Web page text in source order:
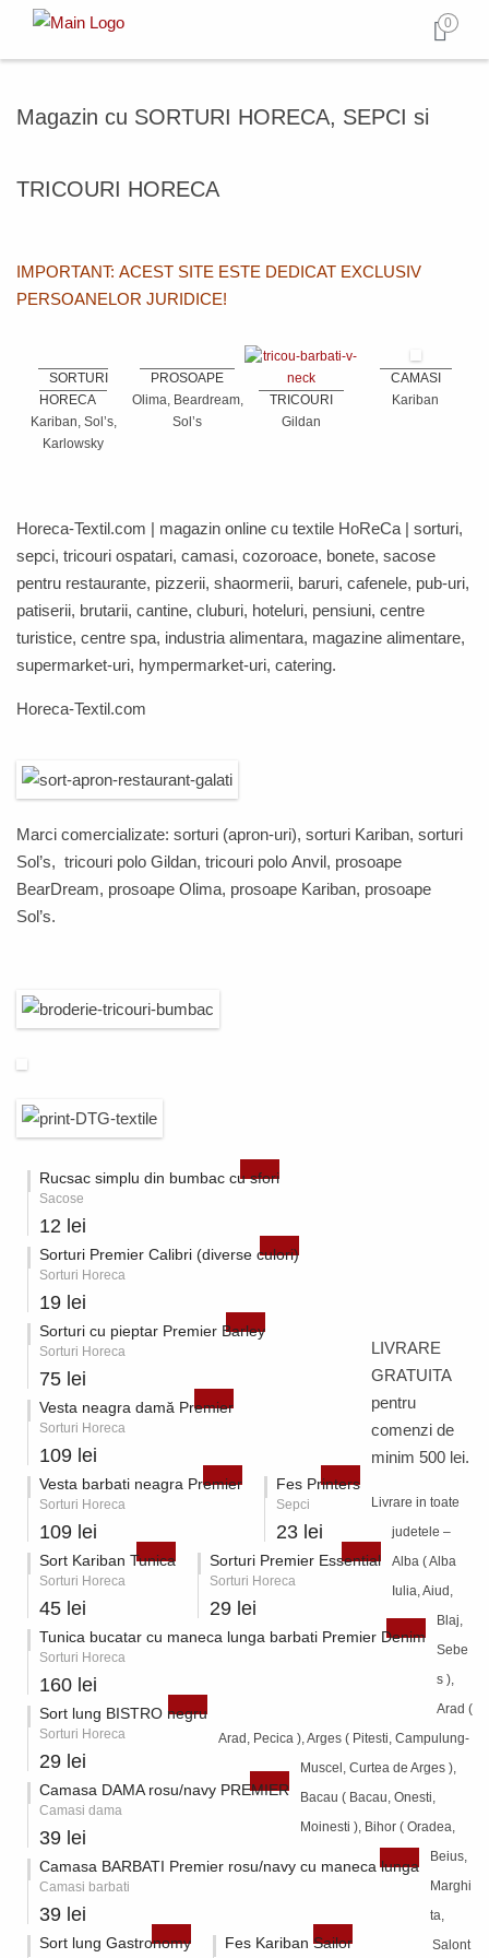
0
Magazin cu SORTURI HORECA, SEPCI si
TRICOURI HORECA
IMPORTANT: ACEST SITE ESTE DEDICAT EXCLUSIV
PERSOANELOR JURIDICE!
SORTURI
HORECA
Kariban, Sol’s,
Karlowsky
PROSOAPE
Olima, Beardream,
Sol’s
TRICOURI
Gildan
CAMASI
Kariban
Horeca-Textil.com | magazin online cu textile HoReCa | sorturi,
sepci, tricouri ospatari, camasi, cozoroace, bonete, sacose
pentru restaurante, pizzerii, shaormerii, baruri, cafenele, pub-uri,
patiserii, brutarii, cantine, cluburi, hoteluri, pensiuni, centre
turistice, centre spa, industria alimentara, magazine alimentare,
supermarket-uri, hympermarket-uri, catering.
Horeca-Textil.com
Marci comercializate: sorturi (apron-uri), sorturi Kariban, sorturi
Sol’s, tricouri polo Gildan, tricouri polo Anvil, prosoape
BearDream, prosoape Olima, prosoape Kariban, prosoape
Sol’s.
Rucsac simplu din bumbac cu sfori
Sacose
12 lei
Sorturi Premier Calibri (diverse culori)
Sorturi Horeca
19 lei
Sorturi cu pieptar Premier Barley
Sorturi Horeca
75 lei
Vesta neagra damă Premier
Sorturi Horeca
109 lei
Vesta barbati neagra Premier
Sorturi Horeca
109 lei
Fes Printers
Sepci
23 lei
Sort Kariban Tunica
Sorturi Horeca
45 lei
Sorturi Premier Essential
Sorturi Horeca
29 lei
Tunica bucatar cu maneca lunga barbati Premier Denim
Sorturi Horeca
160 lei
Sort lung BISTRO negru
Sorturi Horeca
29 lei
Camasa DAMA rosu/navy PREMIER
Camasi dama
39 lei
Camasa BARBATI Premier rosu/navy cu maneca lunga
Camasi barbati
39 lei
Sort lung Gastronomy Fes Kariban Sailor
LIVRARE
GRATUITA
pentru
comenzi de
minim 500 lei.
Livrare in toate
judetele –
Alba ( Alba
Iulia, Aiud,
Blaj,
Sebe
s ),
Arad (
Arad, Pecica ), Arges ( Pitesti, Campulung-
Muscel, Curtea de Arges ),
Bacau ( Bacau, Onesti,
Moinesti ), Bihor ( Oradea,
Beius,
Marghi
ta,
Salont